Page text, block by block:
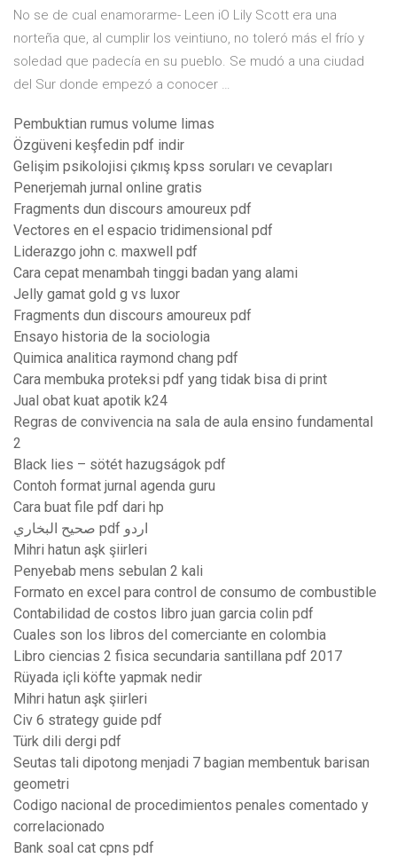
No se de cual enamorarme- Leen iO Lily Scott era una
norteña que, al cumplir los veintiuno, no toleró más el frío y
soledad que padecía en su pueblo. Se mudó a una ciudad
del Sur donde empezó a conocer …
Pembuktian rumus volume limas
Özgüveni keşfedin pdf indir
Gelişim psikolojisi çıkmış kpss soruları ve cevapları
Penerjemah jurnal online gratis
Fragments dun discours amoureux pdf
Vectores en el espacio tridimensional pdf
Liderazgo john c. maxwell pdf
Cara cepat menambah tinggi badan yang alami
Jelly gamat gold g vs luxor
Fragments dun discours amoureux pdf
Ensayo historia de la sociologia
Quimica analitica raymond chang pdf
Cara membuka proteksi pdf yang tidak bisa di print
Jual obat kuat apotik k24
Regras de convivencia na sala de aula ensino fundamental
2
Black lies – sötét hazugságok pdf
Contoh format jurnal agenda guru
Cara buat file pdf dari hp
صحيح البخاري pdf اردو
Mihri hatun aşk şiirleri
Penyebab mens sebulan 2 kali
Formato en excel para control de consumo de combustible
Contabilidad de costos libro juan garcia colin pdf
Cuales son los libros del comerciante en colombia
Libro ciencias 2 fisica secundaria santillana pdf 2017
Rüyada içli köfte yapmak nedir
Mihri hatun aşk şiirleri
Civ 6 strategy guide pdf
Türk dili dergi pdf
Seutas tali dipotong menjadi 7 bagian membentuk barisan
geometri
Codigo nacional de procedimientos penales comentado y
correlacionado
Bank soal cat cpns pdf